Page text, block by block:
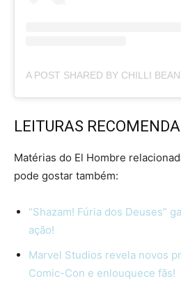
LEITURAS
Matérias do El Hombre
pode gostar também:
“Shazam! Fúria dos Deuses”
ação!
Marvel Studios revela novos
Comic-Con e enlouquece fãs!